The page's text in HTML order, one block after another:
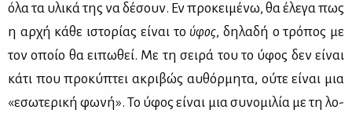
όλα τα υλι­κά της να δέ­σουν. Εν προ­κει­μέ­νω, θα έλε­γα πως
η αρ­χή κά­θε ιστο­ρί­ας εί­ναι το ύφος, δη­λα­δή ο τρό­πος με
τον οποίο θα ει­πω­θεί. Με τη σει­ρά του το ύφος δεν εί­ναι
κά­τι που προ­κύ­πτει ακρι­βώς αυ­θόρ­μη­τα, ού­τε εί­ναι μια
«εσω­τε­ρι­κή φω­νή». Το ύφος εί­ναι μια συ­νο­μι­λία με τη λο­